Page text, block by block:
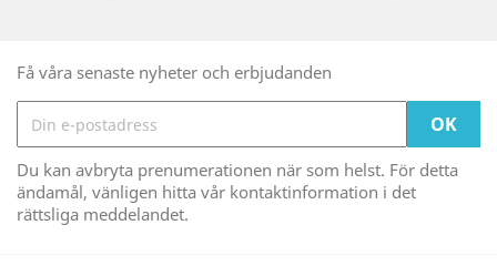
Få våra senaste nyheter och erbjudanden
Du kan avbryta prenumerationen när som helst. För detta
ändamål, vänligen hitta vår kontaktinformation i det
rättsliga meddelandet.